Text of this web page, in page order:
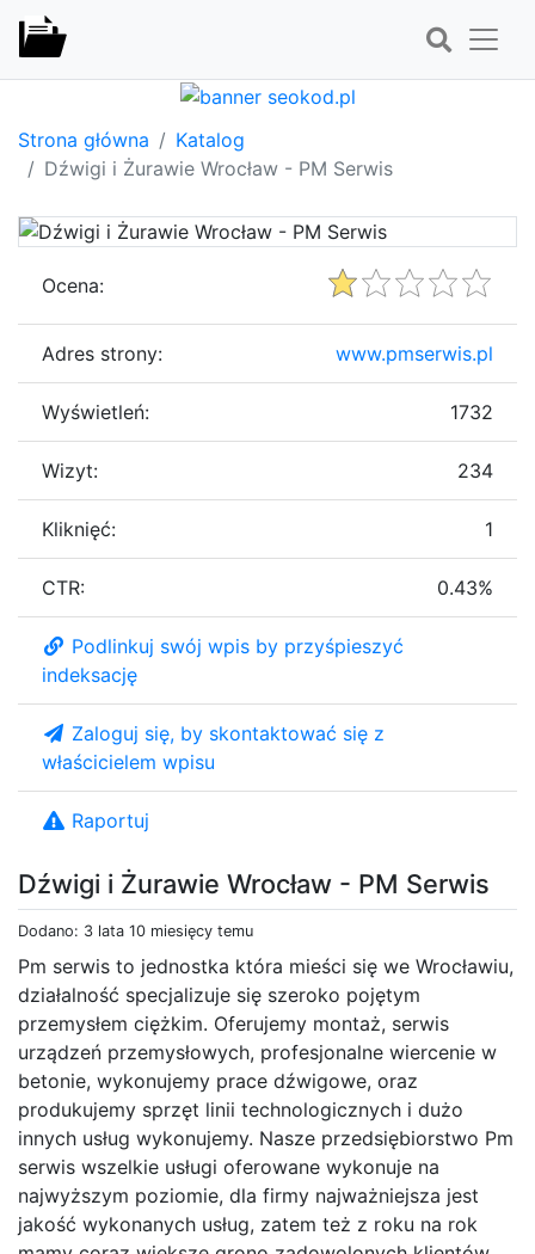
Strona główna
Katalog
Dźwigi i Żurawie Wrocław - PM Serwis
Dźwigi i Żurawie Wrocław - PM Serwis
Dodano: 3 lata 10 miesięcy temu
Pm serwis to jednostka która mieści się we Wrocławiu,
działalność specjalizuje się szeroko pojętym
przemysłem ciężkim. Oferujemy montaż, serwis
urządzeń przemysłowych, profesjonalne wiercenie w
betonie, wykonujemy prace dźwigowe, oraz
produkujemy sprzęt linii technologicznych i dużo
innych usług wykonujemy. Nasze przedsiębiorstwo Pm
serwis wszelkie usługi oferowane wykonuje na
najwyższym poziomie, dla firmy najważniejsza jest
jakość wykonanych usług, zatem też z roku na rok
Ocena:
Adres strony: www.pmserwis.pl
Wyświetleń: 1732
Wizyt: 234
Kliknięć: 1
CTR: 0.43%
Podlinkuj swój wpis by przyśpieszyć
indeksację
Zaloguj się, by skontaktować się z
właścicielem wpisu
Raportuj